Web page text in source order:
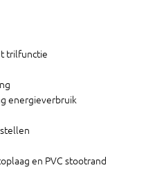
trilfunctie
energieverbruik
en PVC stootrand